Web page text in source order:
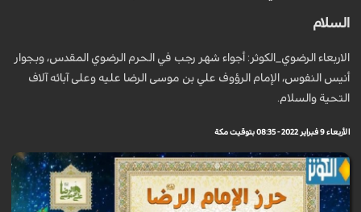
السلام
الاربعاء الرضوي_الكوثر: أجواء شهر رجب في الحرم الرضوي المقدس، وبجوار
أنيس النفوس، الإمام الرؤوف علي بن موسى الرضا عليه وعلى آبائه آلاف
التحية والسلام.
الأربعاء 9 فبراير 2022 - 08:35 بتوقيت مكة